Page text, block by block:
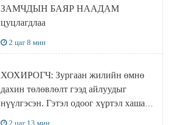
ЗАМЧДЫН БАЯР НААДАМ
цуцлагдлаа
2 цаг 8 мин
ХОХИРОГЧ: Зургаан жилийн өмнө
дахин төлөвлөлт гээд айлуудыг
нүүлгэсэн. Гэтэл одоог хүртэл хашаа
2 цаг 13 мин